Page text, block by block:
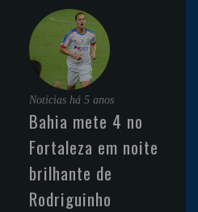
Noticias há 5 anos
Bahia mete 4 no
Fortaleza em noite
brilhante de
Rodriguinho